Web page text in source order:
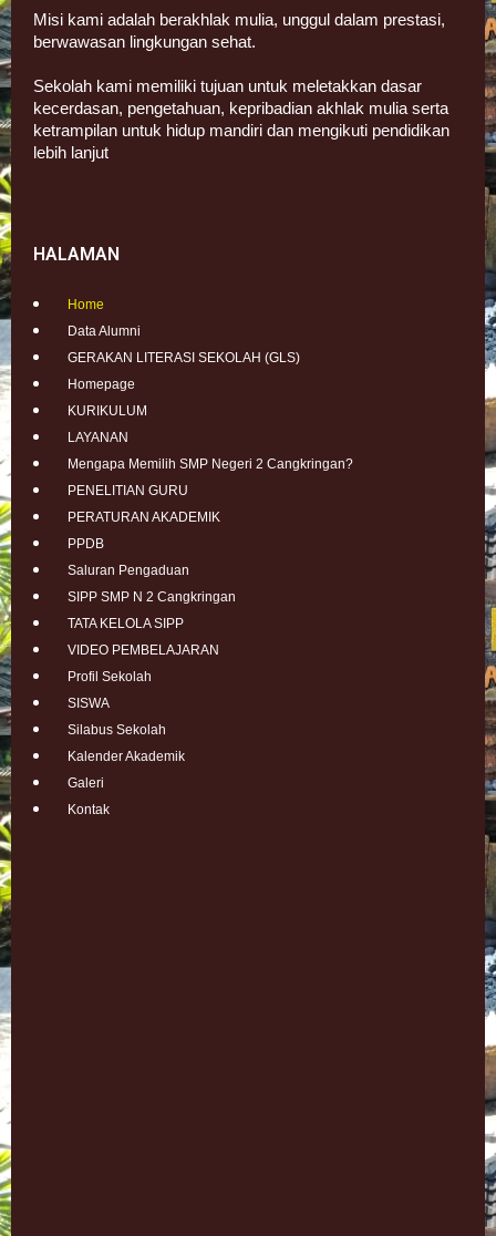
Misi kami adalah berakhlak mulia, unggul dalam prestasi,
berwawasan lingkungan sehat.
Sekolah kami memiliki tujuan untuk meletakkan dasar
kecerdasan, pengetahuan, kepribadian akhlak mulia serta
ketrampilan untuk hidup mandiri dan mengikuti pendidikan
lebih lanjut
HALAMAN
Home
Data Alumni
GERAKAN LITERASI SEKOLAH (GLS)
Homepage
KURIKULUM
LAYANAN
Mengapa Memilih SMP Negeri 2 Cangkringan?
PENELITIAN GURU
PERATURAN AKADEMIK
PPDB
Saluran Pengaduan
SIPP SMP N 2 Cangkringan
TATA KELOLA SIPP
VIDEO PEMBELAJARAN
Profil Sekolah
SISWA
Silabus Sekolah
Kalender Akademik
Galeri
Kontak